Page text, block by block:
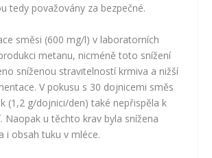
tedy považovány za bezpečné.
směsi (600 mg/l) v laboratorních
metanu, nicméně toto snížení
sníženou stravitelností krmiva a nižší
V pokusu s 30 dojnicemi směs
(1,2 g/dojnici/den) také nepřispěla k
Naopak u těchto krav byla snížena
i obsah tuku v mléce.